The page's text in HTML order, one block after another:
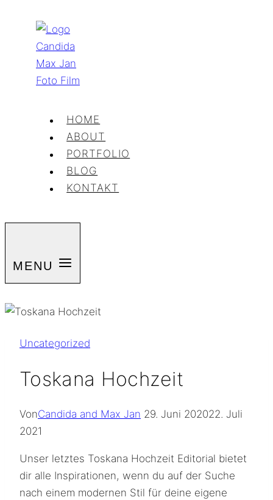
springen
HOME
ABOUT
PORTFOLIO
BLOG
KONTAKT
MENU
Uncategorized
Toskana Hochzeit
VonCandida and Max Jan 29. Juni 202022. Juli
2021
Unser letztes Toskana Hochzeit Editorial bietet
dir alle Inspirationen, wenn du auf der Suche
nach einem modernen Stil für deine eigene